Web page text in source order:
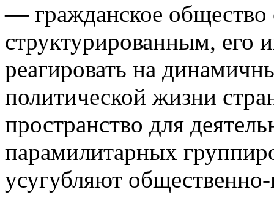
— гражданское общество
структурированным, его
реагировать на
политической жизни
пространство для
парамилитарных
усугубляют